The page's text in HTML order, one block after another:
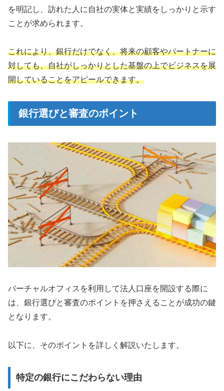
を明記し、訪れた人に自社の実体と実績をしっかりと示す
ことが求められます。
これにより、銀行だけでなく、将来の顧客やパートナーに
対しても、自社がしっかりとした基盤の上でビジネスを展
開していることをアピールできます。
銀行選びと審査のポイント
バーチャルオフィスを利用して法人口座を開設する際に
は、銀行選びと審査のポイントを押さえることが成功の鍵
となります。
以下に、そのポイントを詳しく解説いたします。
特定の銀行にこだわらない理由